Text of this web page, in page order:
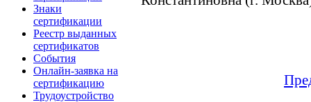
Знаки
сертификации
Реестр выданных
сертификатов
События
Онлайн-заявка на
сертификацию
Трудоустройство